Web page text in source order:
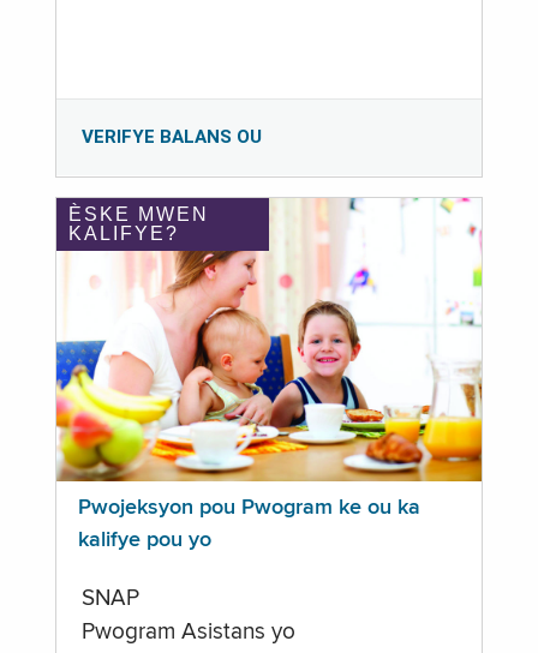
VERIFYE BALANS OU
ÈSKE MWEN
KALIFYE?
Pwojeksyon pou Pwogram ke ou ka
kalifye pou yo
SNAP
Pwogram Asistans yo